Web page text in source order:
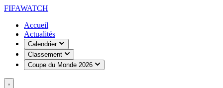
FIFAWATCH
Accueil
Actualités
Calendrier
Classement
Coupe du Monde 2026